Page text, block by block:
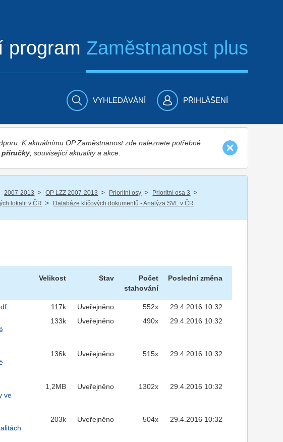
program Zaměstnanost plus
VYHLEDÁVÁNÍ PŘIHLÁŠENÍ
K aktuálnímu OP Zaměstnanost zde naleznete potřebné
příručky, související aktuality a akce.
2007-2013 / OP LZZ 2007-2013 / Prioritní osy / Prioritní osa 3 /
lokalit v ČR / Databáze klíčových dokumentů - Analýza SVL v ČR
Velikost Stav
Počet
stahování
Poslední změna
117k Uveřejněno 552x 29.4.2016 10:32
133k Uveřejněno 490x 29.4.2016 10:32
136k Uveřejněno 515x 29.4.2016 10:32
ve
1,2MB Uveřejněno 1302x 29.4.2016 10:32
203k Uveřejněno 504x 29.4.2016 10:32